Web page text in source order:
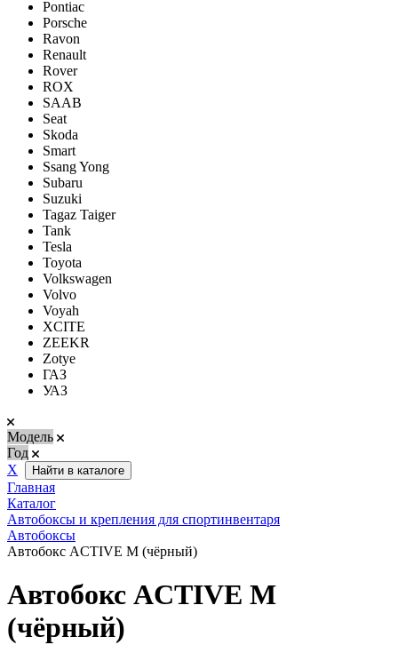
Pontiac
Porsсhe
Ravon
Renault
Rover
ROX
SAAB
Seat
Skoda
Smart
Ssang Yong
Subaru
Suzuki
Tagaz Taiger
Tank
Tesla
Toyota
Volkswagen
Volvo
Voyah
XCITE
ZEEKR
Zotye
ГАЗ
УАЗ
Модель
Год
Х
Найти в каталоге
Главная
Каталог
Автобоксы и крепления для спортинвентаря
Автобоксы
Автобокс ACTIVE M (чёрный)
Автобокс ACTIVE M
(чёрный)